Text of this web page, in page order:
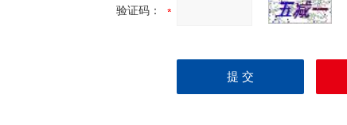
验证码：